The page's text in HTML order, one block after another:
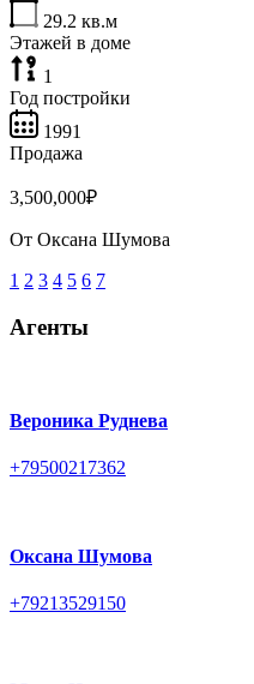
29.2 кв.м
Этажей в доме
1
Год постройки
1991
Продажа
3,500,000₽
От Оксана Шумова
1 2 3 4 5 6 7
Агенты
Вероника Руднева
+79500217362
Оксана Шумова
+79213529150